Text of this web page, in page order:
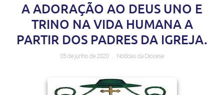
A ADORAÇÃO AO DEUS UNO E
TRINO NA VIDA HUMANA A
PARTIR DOS PADRES DA IGREJA.
05 de junho de 2020 . Notícias da Diocese